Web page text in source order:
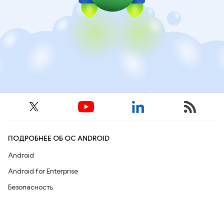
ПОДРОБНЕЕ ОБ ОС ANDROID
Android
Android for Enterprise
Безопасность